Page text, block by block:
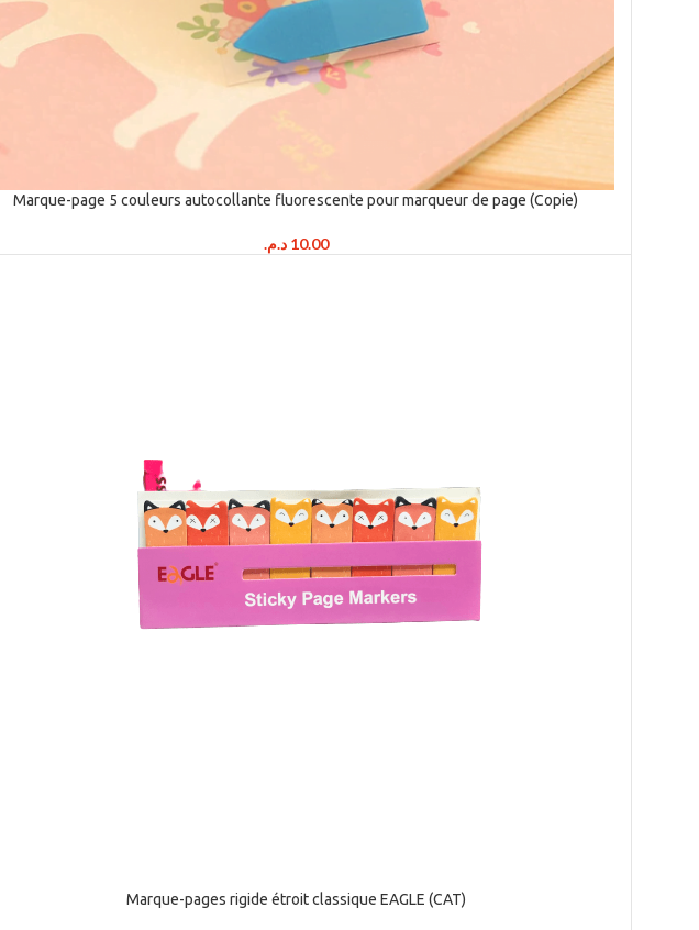
Marque-page 5 couleurs autocollante fluorescente pour marqueur de page (Copie)
10.00 د.م.
Marque-pages rigide étroit classique EAGLE (CAT)